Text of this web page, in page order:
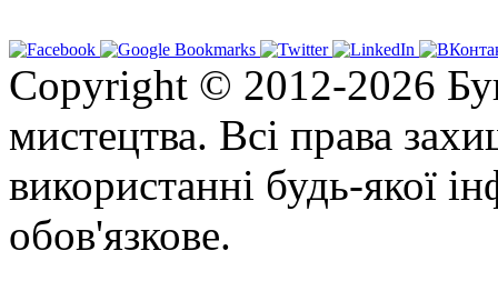
Copyright © 2012-2026
мистецтва. Всі права
використанні будь-якої
обов'язкове.